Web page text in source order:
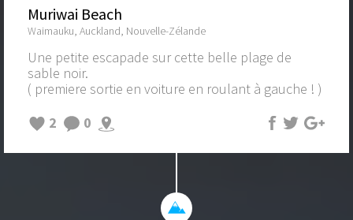
Muriwai Beach
Waimauku, Auckland, Nouvelle-Zélande
Une petite escapade sur cette belle plage de
sable noir.
( premiere sortie en voiture en roulant à gauche ! )
2
0